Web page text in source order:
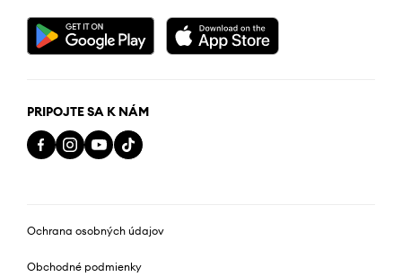
PRIPOJTE SA K NÁM
Ochrana osobných údajov
Obchodné podmienky